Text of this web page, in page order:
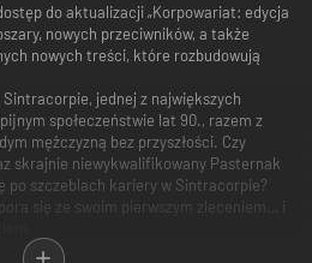
do aktualizacji „Korpowariat: edycja
nowych przeciwników, a także
nowych treści, które rozbudowują
jednej z największych
społeczeństwie lat 90., razem z
mężczyzną bez przyszłości. Czy
skrajnie niewykwalifikowany Pasternak
po szczeblach kariery w Sintracorpie?
się ze swoim pierwszym zleceniem… i